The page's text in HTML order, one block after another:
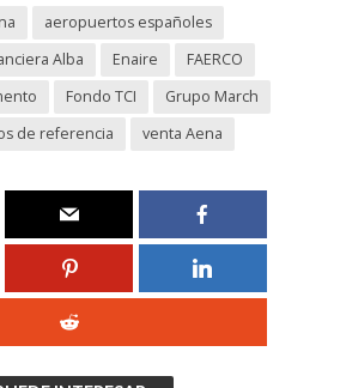
aeropuertos españoles
Alba
Enaire
FAERCO
Fondo TCI
Grupo March
de referencia venta Aena